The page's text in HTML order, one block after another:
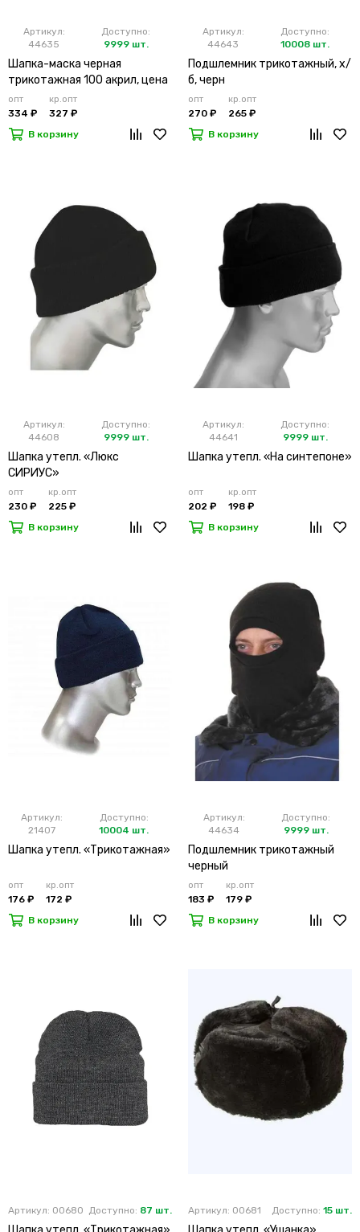
Артикул:
44635
Доступно:
9999 шт.
Шапка-маска черная
трикотажная 100 акрил, цена
за 1 шт. (х10х200)
опт
334 ₽
кр.опт
327 ₽
В корзину
Артикул:
44643
Доступно:
10008 шт.
Подшлемник трикотажный, х/
б, черн
опт
270 ₽
кр.опт
265 ₽
В корзину
Артикул:
44608
Доступно:
9999 шт.
Шапка утепл. «Люкс
СИРИУС»
опт
230 ₽
кр.опт
225 ₽
В корзину
Артикул:
44641
Доступно:
9999 шт.
Шапка утепл. «На синтепоне»
опт
202 ₽
кр.опт
198 ₽
В корзину
Артикул:
21407
Доступно:
10004 шт.
Шапка утепл. «Трикотажная»
опт
176 ₽
кр.опт
172 ₽
В корзину
Артикул:
44634
Доступно:
9999 шт.
Подшлемник трикотажный
черный
опт
183 ₽
кр.опт
179 ₽
В корзину
Артикул: 00680 Доступно: 87 шт. Артикул: 00681 Доступно: 15 шт.